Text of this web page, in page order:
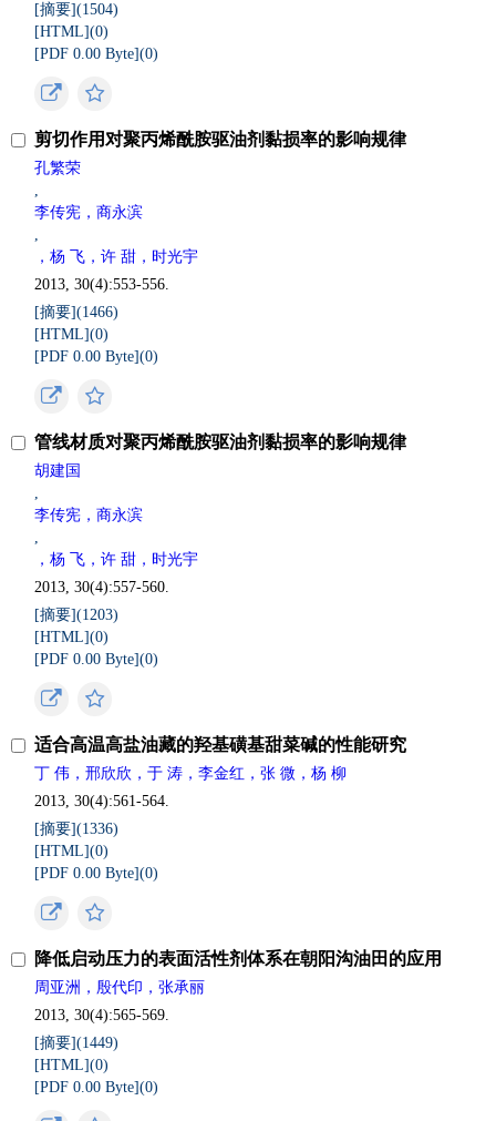
[摘要](1504)
[HTML](0)
[PDF 0.00 Byte](0)
剪切作用对聚丙烯酰胺驱油剂黏损率的影响规律
孔繁荣
,
李传宪，商永滨
,
，杨 飞，许 甜，时光宇
2013, 30(4):553-556.
[摘要](1466)
[HTML](0)
[PDF 0.00 Byte](0)
管线材质对聚丙烯酰胺驱油剂黏损率的影响规律
胡建国
,
李传宪，商永滨
,
，杨 飞，许 甜，时光宇
2013, 30(4):557-560.
[摘要](1203)
[HTML](0)
[PDF 0.00 Byte](0)
适合高温高盐油藏的羟基磺基甜菜碱的性能研究
丁 伟，邢欣欣，于 涛，李金红，张 微，杨 柳
2013, 30(4):561-564.
[摘要](1336)
[HTML](0)
[PDF 0.00 Byte](0)
降低启动压力的表面活性剂体系在朝阳沟油田的应用
周亚洲，殷代印，张承丽
2013, 30(4):565-569.
[摘要](1449)
[HTML](0)
[PDF 0.00 Byte](0)